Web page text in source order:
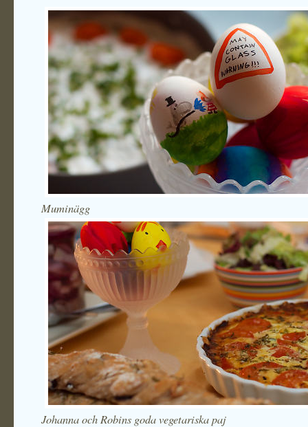
Muminägg
Johanna och Robins goda vegetariska paj